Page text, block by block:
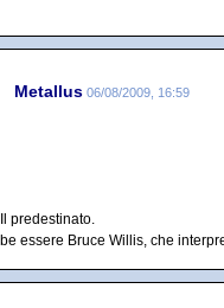
Metallus 06/08/2009, 16:59
predestinato.
essere Bruce Willis, che